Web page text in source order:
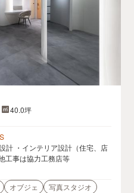
40.0坪
計 ・インテリア設計（住宅、店
工事は協力工務店等
オブジェ 写真スタジオ